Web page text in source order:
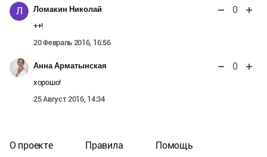
Л Ломакин Николай 0
++!
20 Февраль 2016, 16:56
Анна Арматынская 0
хорошо!
25 Август 2016, 14:34
О проекте Правила Помощь